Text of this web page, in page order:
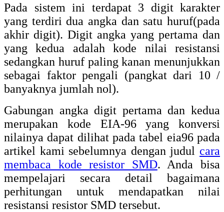
Pada sistem ini terdapat 3 digit karakter
yang terdiri dua angka dan satu huruf(pada
akhir digit). Digit angka yang pertama dan
yang kedua adalah kode nilai resistansi
sedangkan huruf paling kanan menunjukkan
sebagai faktor pengali (pangkat dari 10 /
banyaknya jumlah nol).
Gabungan angka digit pertama dan kedua
merupakan kode EIA-96 yang konversi
nilainya dapat dilihat pada tabel eia96 pada
artikel kami sebelumnya dengan judul cara
membaca kode resistor SMD. Anda bisa
mempelajari secara detail bagaimana
perhitungan untuk mendapatkan nilai
resistansi resistor SMD tersebut.